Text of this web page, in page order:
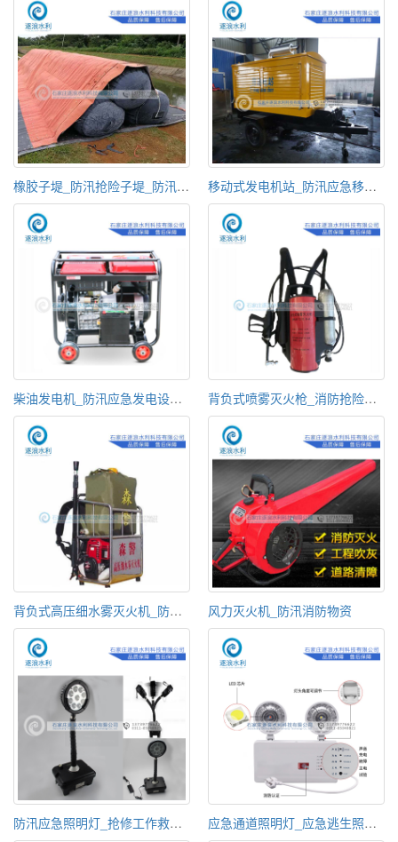
橡胶子堤_防汛抢险子堤_防汛防洪物资 移动式发电机站_防汛应急移动电机组
柴油发电机_防汛应急发电设备_小型应急发电机 背负式喷雾灭火枪_消防抢险设备_消防物资
背负式高压细水雾灭火机_防汛消防设备_消防器材 风力灭火机_防汛消防物资
防汛应急照明灯_抢修工作救援照明灯 应急通道照明灯_应急逃生照明指示灯